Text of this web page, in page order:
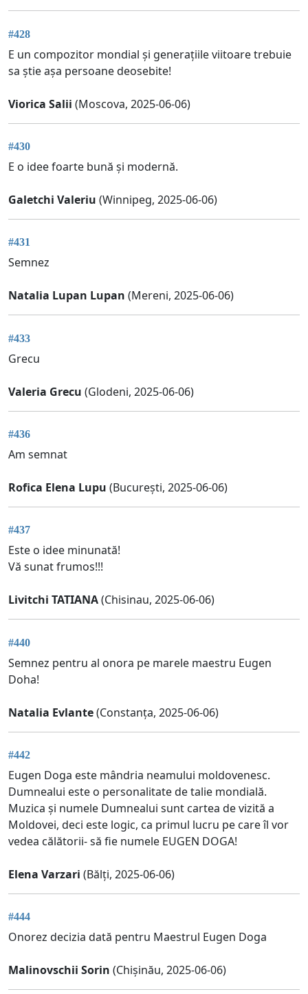
#428
E un compozitor mondial și generațiile viitoare trebuie
sa știe așa persoane deosebite!
Viorica Salii (Moscova, 2025-06-06)
#430
E o idee foarte bună și modernă.
Galetchi Valeriu (Winnipeg, 2025-06-06)
#431
Semnez
Natalia Lupan Lupan (Mereni, 2025-06-06)
#433
Grecu
Valeria Grecu (Glodeni, 2025-06-06)
#436
Am semnat
Rofica Elena Lupu (București, 2025-06-06)
#437
Este o idee minunată!
Vă sunat frumos!!!
Livitchi TATIANA(Chisinau, 2025-06-06)
#440
Semnez pentru al onora pe marele maestru Eugen
Doha!
Natalia Evlante(Constanța, 2025-06-06)
#442
Eugen Doga este mândria neamului moldovenesc.
Dumnealui este o personalitate de talie mondială.
Muzica și numele Dumnealui sunt cartea de vizită a
Moldovei, deci este logic, ca primul lucru pe care îl vor
vedea călătorii- să fie numele EUGEN DOGA!
Elena Varzari (Bălți, 2025-06-06)
#444
Onorez decizia dată pentru Maestrul Eugen Doga
Malinovschii Sorin (Chișinău, 2025-06-06)